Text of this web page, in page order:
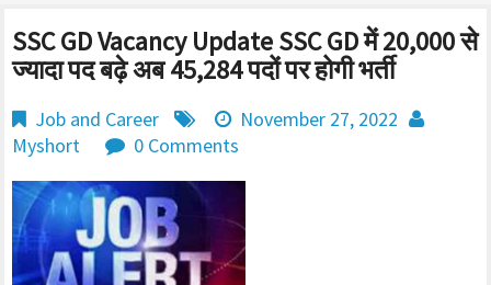
SSC GD Vacancy Update SSC GD में 20,000 से
ज्यादा पद बढ़े अब 45,284 पदों पर होगी भर्ती
Job and Career
November 27, 2022
Myshort
0 Comments